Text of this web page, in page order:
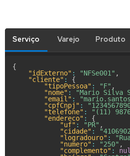
Serviço Varejo Produto
{
"idExterno" : "NFSe001" ,
"cliente" :
{
"tipoPessoa" : "F" ,
"nome" : "Mario Silva
"email" :
"cpfCnpj" :
"telefone" : "(11)
"endereco" :
{
"uf" : "PR" ,
"cidade" :
"logradouro" :
"numero" : "250" ,
"complemento" :